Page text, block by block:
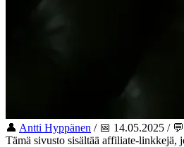
👤 Antti Hyppänen / 📅 14.05.2025 /
Tämä sivusto sisältää affiliate-linkkejä,